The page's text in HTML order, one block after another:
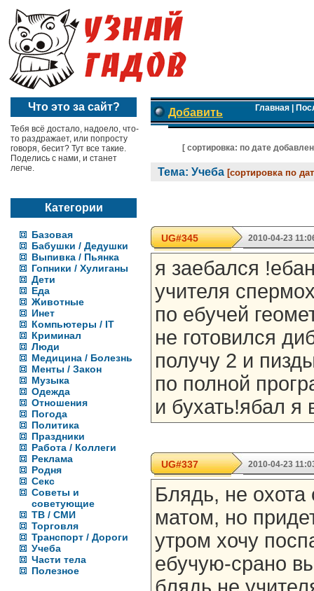
Что это за сайт?
Тебя всё достало, надоело, что-
то раздражает, или попросту
говоря, бесит? Тут все такие.
Поделись с нами, и станет
легче.
Категории
Базовая
Бабушки / Дедушки
Выпивка / Пьянка
Гопники / Хулиганы
Дети
Еда
Животные
Инет
Компьютеры / IT
Криминал
Люди
Медицина / Болезнь
Менты / Закон
Музыка
Одежда
Отношения
Погода
Политика
Праздники
Работа / Коллеги
Реклама
Родня
Секс
Советы и
советующие
ТВ / СМИ
Торговля
Транспорт / Дороги
Учеба
Части тела
Полезное
Добавить Главная
[ cортировка: по дате
Тема: Учеба [сортировка по
UG#345 2010-04-23
я заебался
учителя
по ебучей
не готовился
получу 2 и
по полной
и бухать!ябал я
UG#337 2010-04-23
Блядь, не охота
матом, но
утром хочу
ебучую-срано